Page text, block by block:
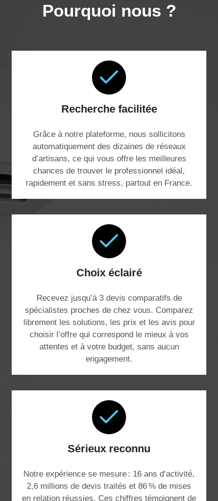
Pourquoi nous ?
Recherche facilitée
Grâce à notre plateforme, nous sollicitons
automatiquement des dizaines de réseaux
d’artisans, ce qui vous offre les meilleures
chances de trouver le professionnel idéal,
rapidement et sans stress, partout en France.
Choix éclairé
Recevez jusqu’à 3 devis comparatifs de
spécialistes proches de chez vous. Comparez
librement les solutions, les prix et les avis pour
choisir l’offre qui correspond le mieux à vos
attentes et à votre budget, sans aucun
engagement.
Sérieux reconnu
Notre expérience se mesure : 16 ans d’activité,
2,6 millions de devis traités et 86 % de mises
en relation réussies. Ces chiffres témoignent de